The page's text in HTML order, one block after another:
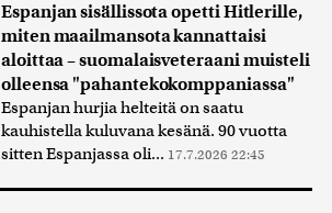
Espanjan sisällissota opetti Hitlerille,
miten maailmansota kannattaisi
aloittaa – suomalaisveteraani muisteli
olleensa "pahantekokomppaniassa"
Espanjan hurjia helteitä on saatu
kauhistella kuluvana kesänä. 90 vuotta
sitten Espanjassa oli... 17.7.2026 22:45